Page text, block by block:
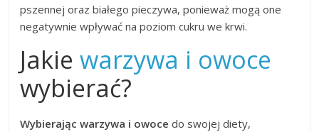
pszennej oraz białego pieczywa, ponieważ mogą one
negatywnie wpływać na poziom cukru we krwi.
Jakiewarzywa i owoce
wybierać?
Wybierając warzywa i owoce do swojej diety,